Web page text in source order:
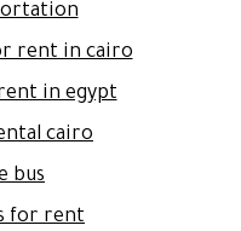
rent in cairo
in egypt
cairo
bus
for rent